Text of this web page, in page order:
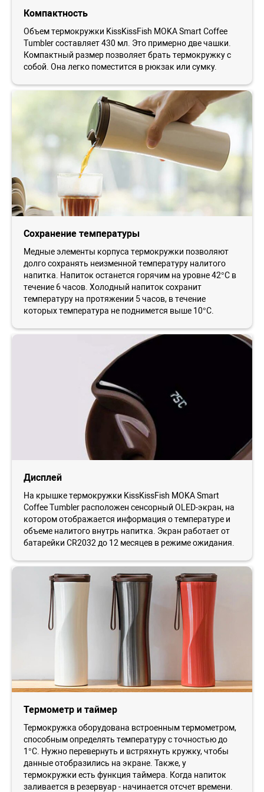
Компактность
Объем термокружки KissKissFish MOKA Smart Coffee
Tumbler составляет 430 мл. Это примерно две чашки.
Компактный размер позволяет брать термокружку с
собой. Она легко поместится в рюкзак или сумку.
Сохранение температуры
Медные элементы корпуса термокружки позволяют
долго сохранять неизменной температуру налитого
напитка. Напиток останется горячим на уровне 42°С в
течение 6 часов. Холодный напиток сохранит
температуру на протяжении 5 часов, в течение
которых температура не поднимется выше 10°С.
Дисплей
На крышке термокружки KissKissFish MOKA Smart
Coffee Tumbler расположен сенсорный OLED-экран, на
котором отображается информация о температуре и
объеме налитого внутрь напитка. Экран работает от
батарейки CR2032 до 12 месяцев в режиме ожидания.
Термометр и таймер
Термокружка оборудована встроенным термометром,
способным определять температуру с точностью до
1°С. Нужно перевернуть и встряхнуть кружку, чтобы
данные отобразились на экране. Также, у
термокружки есть функция таймера. Когда напиток
заливается в резервуар - начинается отсчет времени.